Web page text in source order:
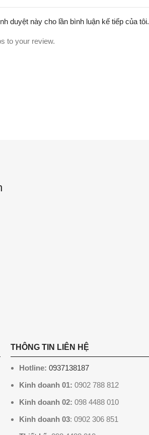
duyệt này cho lần bình luận kế tiếp của tôi.
to your review.
THÔNG TIN LIÊN HỆ
Hotline: 0937138187
Kinh doanh 01: 0902 788 812
Kinh doanh 02: 098 4488 010
Kinh doanh 03: 0902 306 851